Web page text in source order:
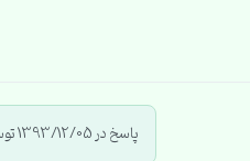
پاسخ در 1393/12/05 توسط